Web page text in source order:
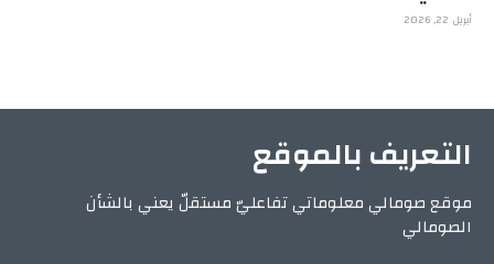
أبريل 22, 2026
التعريف بالموقع
موقع صومالي معلوماتي تفاعليّ مستقلّ يعني بالشأن
الصومالي